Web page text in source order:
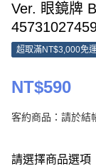
Ver. 眼鏡牌
超取滿NT$3,000免
NT$590
客約商品：請於結
請選擇商品選項